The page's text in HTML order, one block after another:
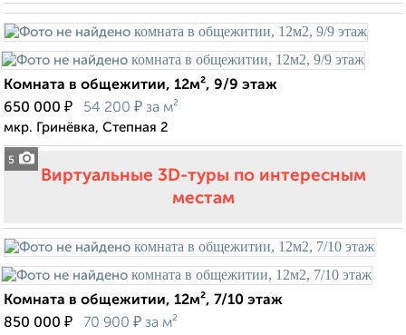
5
Комната в общежитии, 12м², 9/9 этаж
650 000 ₽ 54 200 ₽ за м²
мкр. Гринёвка, Степная 2
Виртуальные 3D-туры по интересным
местам
Комната в общежитии, 12м², 7/10 этаж
850 000 ₽ 70 900 ₽ за м²